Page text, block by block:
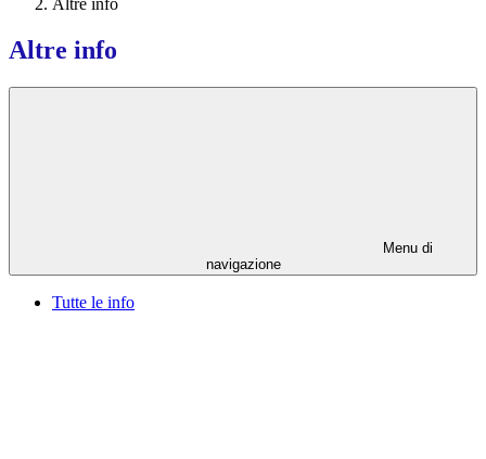
Altre info
Altre info
Menu di
navigazione
Tutte le info